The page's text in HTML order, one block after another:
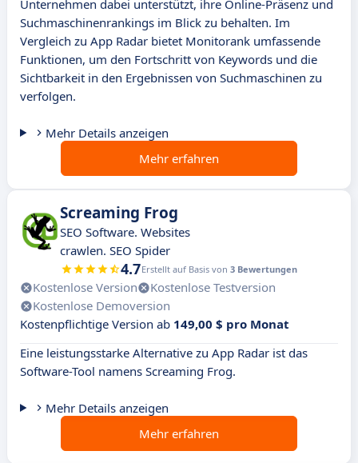
Unternehmen dabei unterstützt, ihre Online-Präsenz und
Suchmaschinenrankings im Blick zu behalten. Im
Vergleich zu App Radar bietet Monitorank umfassende
Funktionen, um den Fortschritt von Keywords und die
Sichtbarkeit in den Ergebnissen von Suchmaschinen zu
verfolgen.
Mehr Details anzeigen
Mehr erfahren
Screaming Frog
SEO Software. Websites
crawlen. SEO Spider
4.7Erstellt auf Basis von 3 Bewertungen
Kostenlose Version
Kostenlose Testversion
Kostenlose Demoversion
Kostenpflichtige Version ab 149,00 $ pro Monat
Eine leistungsstarke Alternative zu App Radar ist das
Software-Tool namens Screaming Frog.
Mehr Details anzeigen
Mehr erfahren